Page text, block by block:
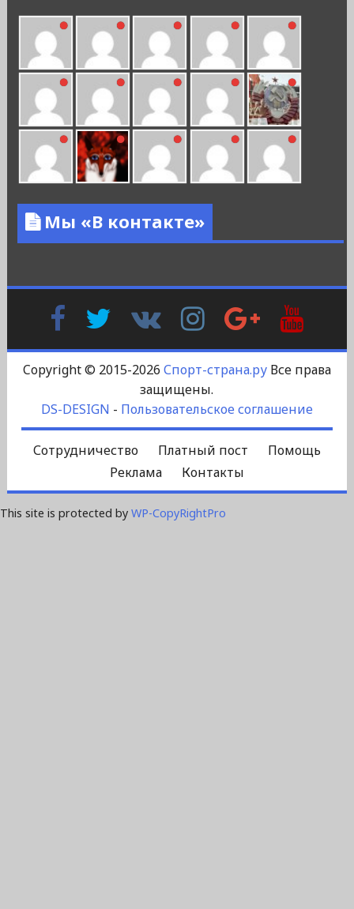
Мы «В контакте»
FacebookTwitter
Контакте
InstagramGoogle
Plus
Copyright © 2015-2026 Спорт-страна.руВсе права
защищены.
DS-DESIGN - Пользовательское соглашение
Сотрудничество Платный пост
Помощь
Реклама
Контакты
This site is protected by WP-CopyRightPro